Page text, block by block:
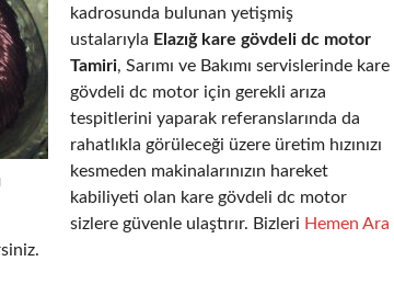
kadrosunda bulunan yetişmiş
ustalarıyla Elazığ kare gövdeli dc motor
Tamiri, Sarımı ve Bakımı servislerinde kare
gövdeli dc motor için gerekli arıza
tespitlerini yaparak referanslarında da
rahatlıkla görüleceği üzere üretim hızınızı
kesmeden makinalarınızın hareket
kabiliyeti olan kare gövdeli dc motor
sizlere güvenle ulaştırır. Bizleri Hemen Ara